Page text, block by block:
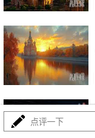
点评一下